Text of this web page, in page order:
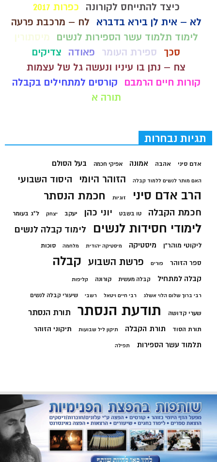
כיצד להתייחס לקורונה
כפרות 2017
לא – אית לן בירא בדברא
לח – מרכבת פרעה
לימוד תלמוד עשר הספירות לנשים
מיסתורין
סכך
ספירת העומר פאודה
צדיקים
צח – נתן בו עיניו ונעשה גל של עצמות
קורות חיים הרמבם
קורסים למתחילים בקבלה
תורה א
תגיות נבחרות
אדם סיני אהבה אמונה אפיקי חכמה בעל הסולם
האם מותר לנשים ללמוד קבלה הזוהר היומי היסוד השבועי
הרב אדם סיני זוגיות חכמת הנסתר
חכמת הקבלה טו בשבט יוני כהן יעקב יצחק ל"ג בעומר
לימודי חסידות לנשים לימוד קבלה לנשים
ליקוטי מוהר"ן מיסטיקה מיסטיקה יהודית מלחמה סוכות
ספר הזוהר פורים פרשת השבוע קבלה
קבלה למתחיל קבלה מעשית קורונה קליפות
רבי ברוך שלום הלוי אשלג רבי חיים ויטאל רשבי שיעורי קבלה לנשים
שערי קדושה תודעת הנסתר תורת הנסתר
תורת הסוד תורת הקבלה תיקון ליל שבועות תיקוני הזוהר
תלמוד עשר הספירות תפילה